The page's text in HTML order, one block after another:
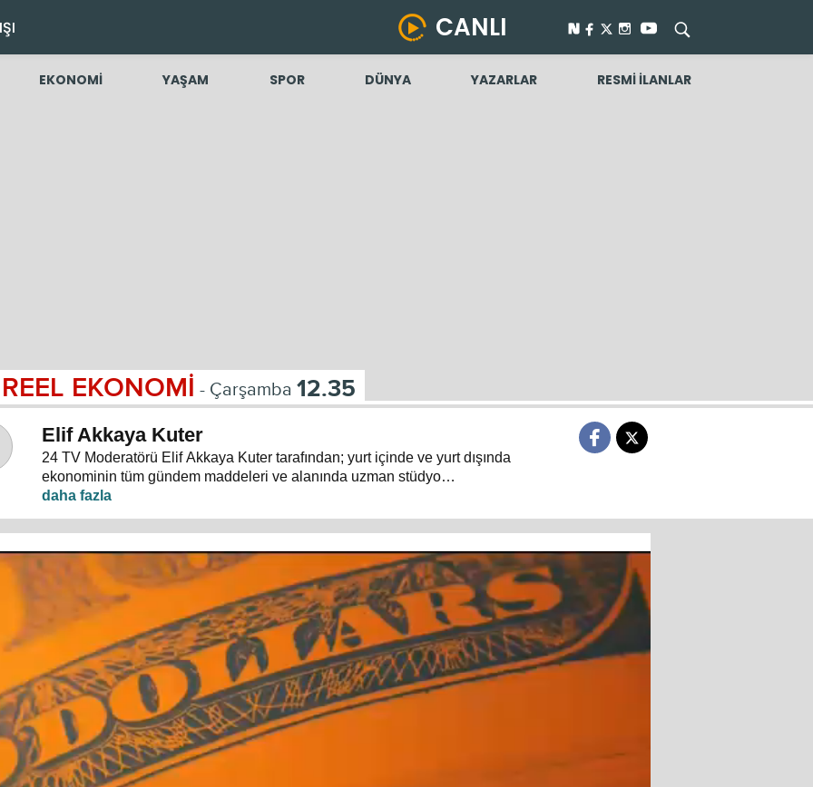
CANLI
EKONOMİ YAŞAM SPOR DÜNYA YAZARLAR RESMİ İLANLAR
REEL EKONOMİ - Çarşamba 12.35
Elif Akkaya Kuter
24 TV Moderatörü Elif Akkaya Kuter tarafından; yurt içinde ve yurt dışında
ekonominin tüm gündem maddeleri ve alanında uzman stüdyo
konuklarıyla sebep sonuç ilişkileri analiz ediliyor.